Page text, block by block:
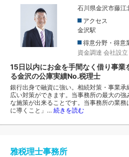
石川県金沢市藤江
アクセス
金沢駅
得意分野・得意
資金調達 会社設立
15日以内にお金を手間なく借り事業
る金沢の公庫実績No.税理士
銀行出身で融資に強い。相続対策・事業
広い対策ができます。当事務所の最大の強
な施策が出来ることです。当事務所の業
に導くこと」… 続きを読む
雅税理士事務所